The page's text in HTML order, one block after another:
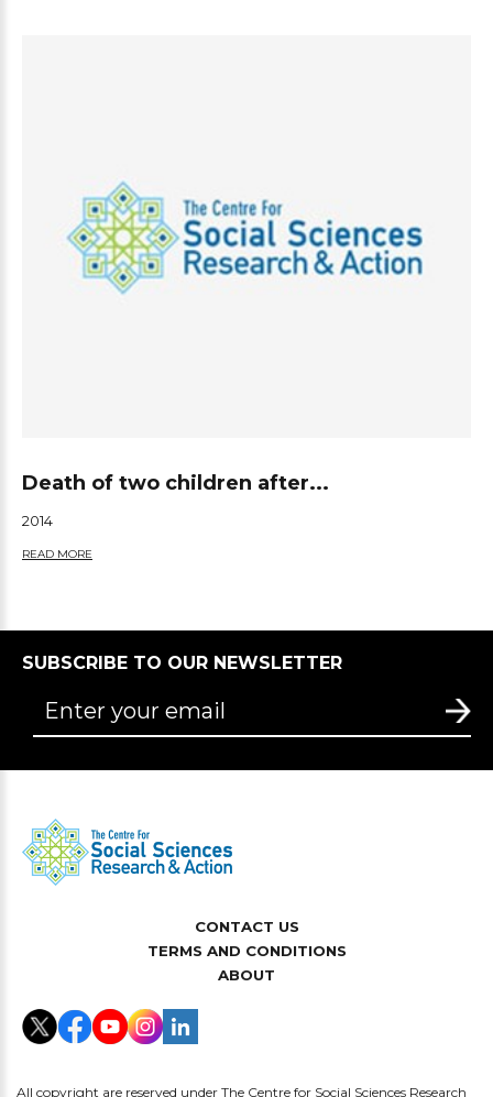
Death of two children after...
2014
READ MORE
SUBSCRIBE TO OUR NEWSLETTER
CONTACT US
TERMS AND CONDITIONS
ABOUT
All copyright are reserved under The Centre for Social Sciences Research